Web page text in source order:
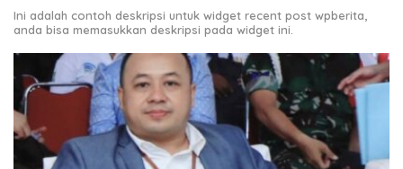
Ini adalah contoh deskripsi untuk widget recent post wpberita,
anda bisa memasukkan deskripsi pada widget ini.